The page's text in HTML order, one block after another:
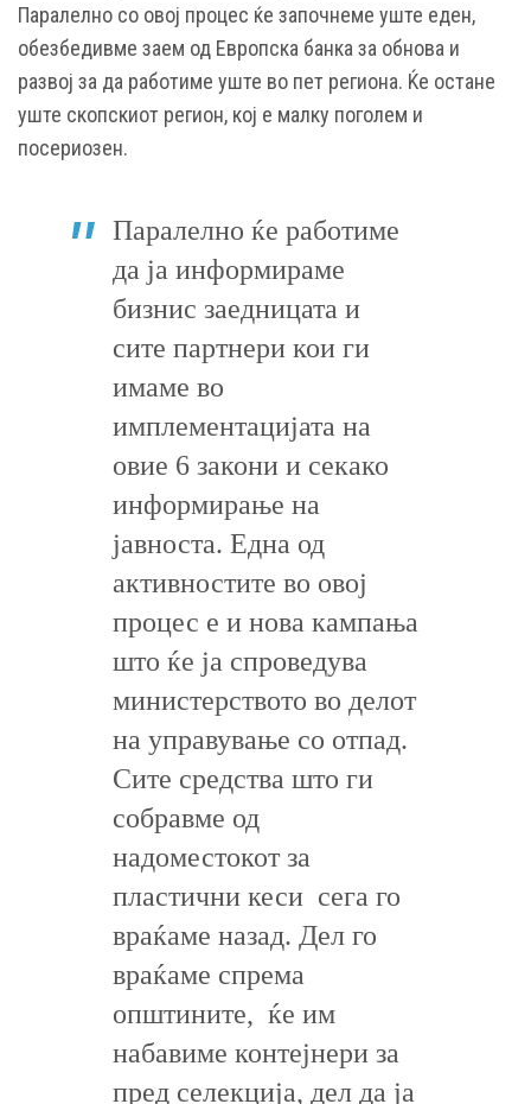
Паралелно со овој процес ќе започнеме уште еден,
обезбедивме заем од Европска банка за обнова и
развој за да работиме уште во пет региона. Ќе остане
уште скопскиот регион, кој е малку поголем и
посериозен.
Паралелно ќе работиме
да ја информираме
бизнис заедницата и
сите партнери кои ги
имаме во
имплементацијата на
овие 6 закони и секако
информирање на
јавноста. Една од
активностите во овој
процес е и нова кампања
што ќе ја спроведува
министерството во делот
на управување со отпад.
Сите средства што ги
собравме од
надоместокот за
пластични кеси сега го
враќаме назад. Дел го
враќаме спрема
општините, ќе им
набавиме контејнери за
пред селекција, дел да ја